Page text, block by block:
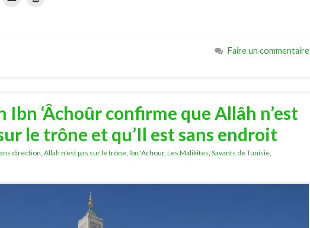
Faire un commentaire
Ibn ‘Âchoûr confirme que Allâh n’est
le trône et qu’Il est sans endroit
direction Allah n'est pas sur le trône Ibn 'Achour, Les Malikites Savants de Tunisie